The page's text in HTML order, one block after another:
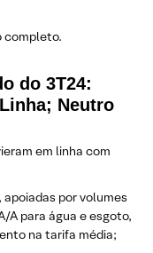
completo.
do 3T24:
Neutro
em linha com
por volumes
A para água e esgoto,
na tarifa média;